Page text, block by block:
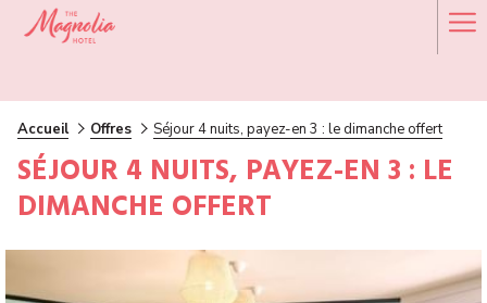
Accueil Offres Séjour 4 nuits, payez-en 3 : le dimanche offert
SÉJOUR 4 NUITS, PAYEZ-EN 3 : LE
DIMANCHE OFFERT